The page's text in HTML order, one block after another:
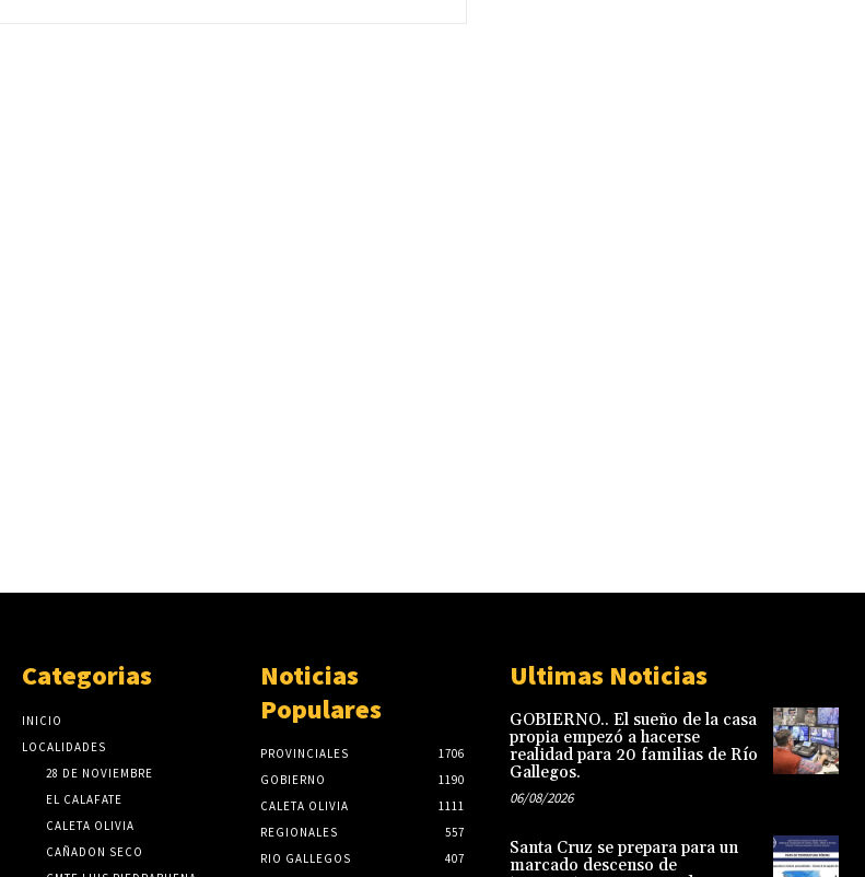
Categorias
INICIO
LOCALIDADES
28 DE NOVIEMBRE
EL CALAFATE
CALETA OLIVIA
CAÑADON SECO
Noticias
Populares
PROVINCIALES
1706
GOBIERNO
1190
CALETA OLIVIA
1111
REGIONALES
557
RIO GALLEGOS
407
Ultimas Noticias
GOBIERNO.. El sueño de la casa
propia empezó a hacerse
realidad para 20 familias de Río
Gallegos.
06/08/2026
Santa Cruz se prepara para un
marcado descenso de